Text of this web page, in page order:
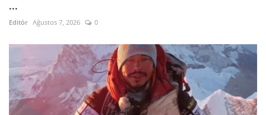
...
Editör Ağustos 7, 2026 0